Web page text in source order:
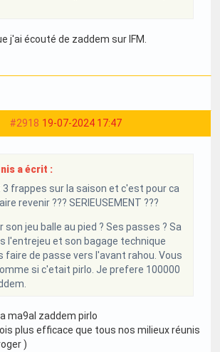
j'ai écouté de zaddem sur IFM.
#2918 19-07-2024 17:47
a écrit :
3 frappes sur la saison et c'est pour ca
revenir ??? SERIEUSEMENT ???
son jeu balle au pied ? Ses passes ? Sa
l'entrejeu et son bagage technique
faire de passe vers l'avant rahou. Vous
si c'etait pirlo. Je prefere 100000
ma9al zaddem pirlo
plus efficace que tous nos milieux réunis
)